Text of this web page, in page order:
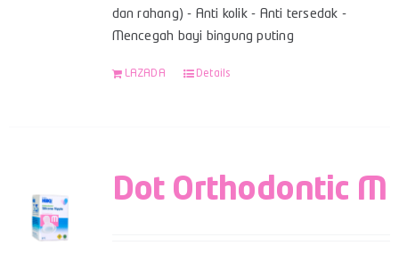
dan rahang) - Anti kolik - Anti tersedak -
Mencegah bayi bingung puting
LAZADA Details
Dot Orthodontic M